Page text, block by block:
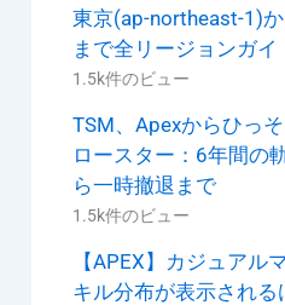
東京(ap-northeast-1)
まで全リージョンガイ
1.5k件のビュー
TSM、Apexからひっそ
ロースター：6年間の
ら一時撤退まで
1.5k件のビュー
【APEX】カジュアル
キル分布が表示される